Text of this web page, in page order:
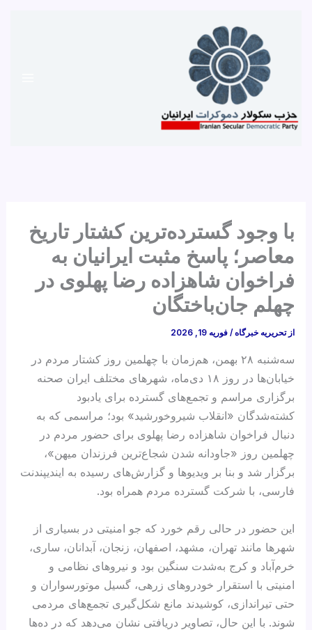
با وجود گسترده‌ترین کشتار تاریخ
معاصر؛ پاسخ مثبت ایرانیان به
فراخوان شاهزاده رضا پهلوی در
چهلم جان‌باختگان
از تحریریه خبرگاه/فوریه 19, 2026
سه‌شنبه ۲۸ بهمن، هم‌زمان با چهلمین روز کشتار مردم در
خیابان‌ها در روز ۱۸ دی‌ماه، شهرهای مختلف ایران صحنه
برگزاری مراسم و تجمع‌های گسترده برای یادبود
کشته‌شدگان «انقلاب شیروخورشید» بود؛ مراسمی که به‌
دنبال فراخوان شاهزاده رضا پهلوی برای حضور مردم در
چهلمین روز «جاودانه شدن شجاع‌ترین فرزندان میهن»،
برگزار شد و بنا بر ویدیوها و گزارش‌های رسیده به ایندیپندنت
فارسی، با شرکت گسترده مردم همراه بود.
این حضور در حالی رقم خورد که جو امنیتی در بسیاری از
شهرها مانند تهران، مشهد، اصفهان، زنجان، آبدانان، ساری،
خرم‌آباد و کرج به‌شدت سنگین بود و نیروهای نظامی و
امنیتی با استقرار خودروهای زرهی، گسیل موتورسواران و
حتی تیراندازی، کوشیدند مانع شکل‌گیری تجمع‌های مردمی
شوند. با این حال، تصاویر دریافتی نشان می‌دهد که در ده‌ها